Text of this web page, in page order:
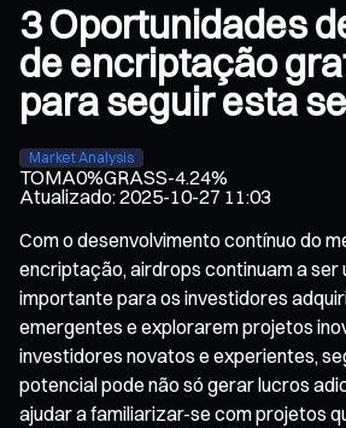
3 Oportunidades
de encriptação
para seguir esta
Market Analysis
TOMA0%GRASS-4.24%
Atualizado:2025-10-27 11:03
Com o desenvolvimento contínuo do
encriptação, airdrops continuam a ser
importante para os investidores
emergentes e explorarem projetos
investidores novatos e experientes,
potencial pode não só gerar lucros
ajudar a familiarizar-se com projetos